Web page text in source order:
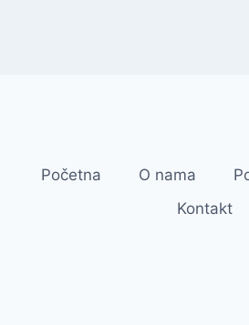
Početna O nama
Kontakt